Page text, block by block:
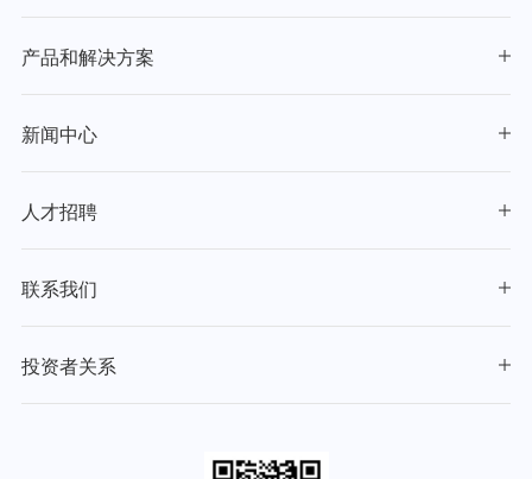
产品和解决方案
新闻中心
人才招聘
联系我们
投资者关系